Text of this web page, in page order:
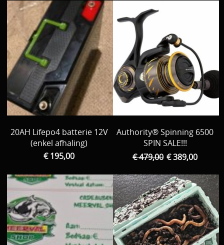
20AH Lifepo4 batterie 12V
(enkel afhaling)
€ 195,00
Authority® Spinning 6500
SPIN SALE!!!
€ 479,00 € 389,00